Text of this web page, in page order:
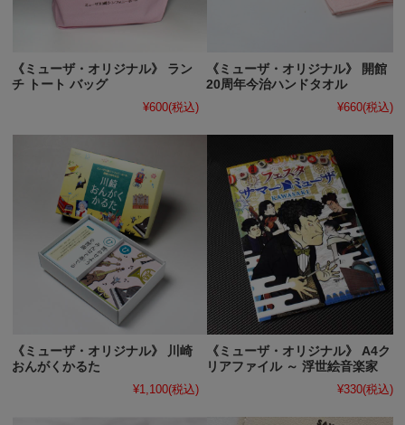
《ミューザ・オリジナル》 ラン
チ トート バッグ
¥600(税込)
《ミューザ・オリジナル》 開館
20周年今治ハンドタオル
¥660(税込)
《ミューザ・オリジナル》 川崎
おんがくかるた
¥1,100(税込)
《ミューザ・オリジナル》 A4ク
リアファイル ～ 浮世絵音楽家
¥330(税込)